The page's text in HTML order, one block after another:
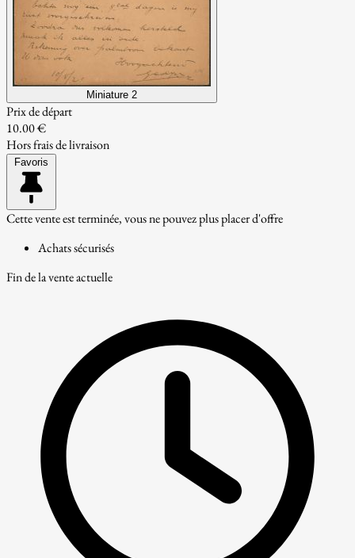
Miniature 2
Prix de départ
10.00 €
Hors frais de livraison
Favoris
Cette vente est terminée, vous ne pouvez plus placer d'offre
Achats sécurisés
Fin de la vente actuelle